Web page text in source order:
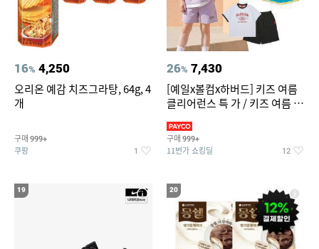
16% 4,250
오리온 예감 치즈그라탕, 64g, 4
개
구매 999+
쿠팡 1
26% 7,430
[예일x볼컴x하버드] 키즈 여름
클리어런스 특 가 / 키즈 여름 수
구매 999+
11번가 쇼킹딜 12
19 20